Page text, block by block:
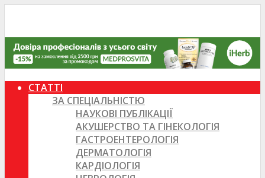
СТАТТІ
ЗА СПЕЦІАЛЬНІСТЮ
НАУКОВІ ПУБЛІКАЦІЇ
АКУШЕРСТВО ТА ГІНЕКОЛОГІЯ
ГАСТРОЕНТЕРОЛОГІЯ
ДЕРМАТОЛОГІЯ
КАРДІОЛОГІЯ